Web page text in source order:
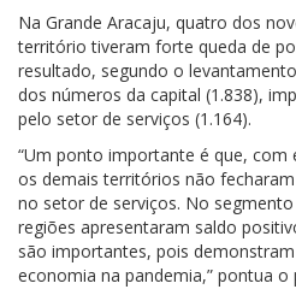
Na Grande Aracaju, quatro dos
território tiveram forte queda de
resultado, segundo o
dos números da capital (1.838),
pelo setor de serviços (1.164).
“Um ponto importante é que, com
os demais territórios não
no setor de serviços. No
regiões apresentaram saldo
são importantes, pois
economia na pandemia,” pontua o